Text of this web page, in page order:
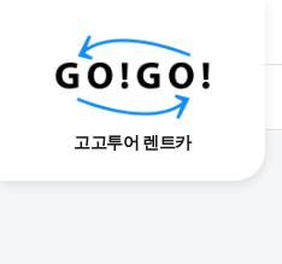
고고투어 렌트카